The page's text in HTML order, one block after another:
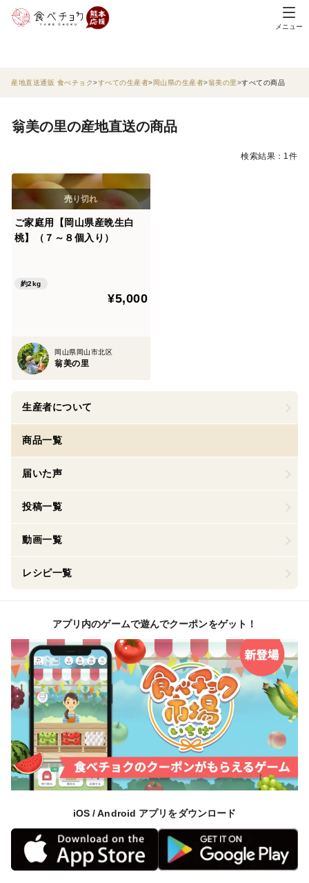
メニュー
産地直送通販 食べチョク すべての生産者 岡山県の生産者 翁美の里 すべての商品
翁美の里の産地直送の商品
検索結果：1件
ご家庭用【岡山県産晩生白
桃】（７～８個入り）
約2kg
¥5,000
岡山県岡山市北区
翁美の里
生産者について
商品一覧
届いた声
投稿一覧
動画一覧
レシピ一覧
アプリ内のゲームで遊んでクーポンをゲット！
iOS / Android アプリをダウンロード